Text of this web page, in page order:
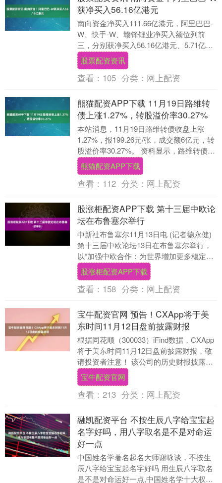
获净买入56.16亿港元
南向资金净买入111.66亿港元，阿里巴巴-
W、快手-W、赣锋锂业净买入额位列前
三，分别获净买入56.16亿港元、5.71亿港
元、2.46亿港元。净卖出方面，中....
股票配资资讯
查看： 105 分类： 网上配资
熊猫配资APP下载 11月19日路维转
债上涨1.27%，转股溢价率30.27%
本站消息，11月19日路维转债收盘上涨
1.27%，报199.26元/张，成交额6亿元，转
股溢价率30.27%。 资料显示，路维转债信
用级别为“AA-”，债券期限....
熊猫配资APP下载
查看： 112 分类： 网上配资
股涨柜配资APP下载 第十三届中欧论
坛在布鲁塞尔举行
中新社布鲁塞尔11月13日电 (记者德永健)
第十三届中欧论坛13日在布鲁塞尔举行，
以“加强中欧合作：为世界增加更多稳定性
和确定性”为主题，探讨推动中欧关系健康
稳....
股涨柜配资APP下载
查看： 158 分类： 网上配资
宝牛配资官网 预告！CXApp将于美
东时间11月12日盘前披露财报
根据同花顺（300033）iFind数据，CXApp
将于美东时间11月12日盘前披露财报，敬
请投资者注意！ 该公司的历史财报披露情
况： 日期（美东时间）发布时间....
宝牛配资官网
查看： 213 分类： 网上配资
融凯配资平台 不按生辰八字给宝宝起
名字好吗，用八字取名是不是对命运
好一点
中国姓名学著名起名大师谢咏谈，不按生
辰八字给宝宝起名字好吗 用生辰八字取名
是不是对命运好一点,中国姓名学十大权威